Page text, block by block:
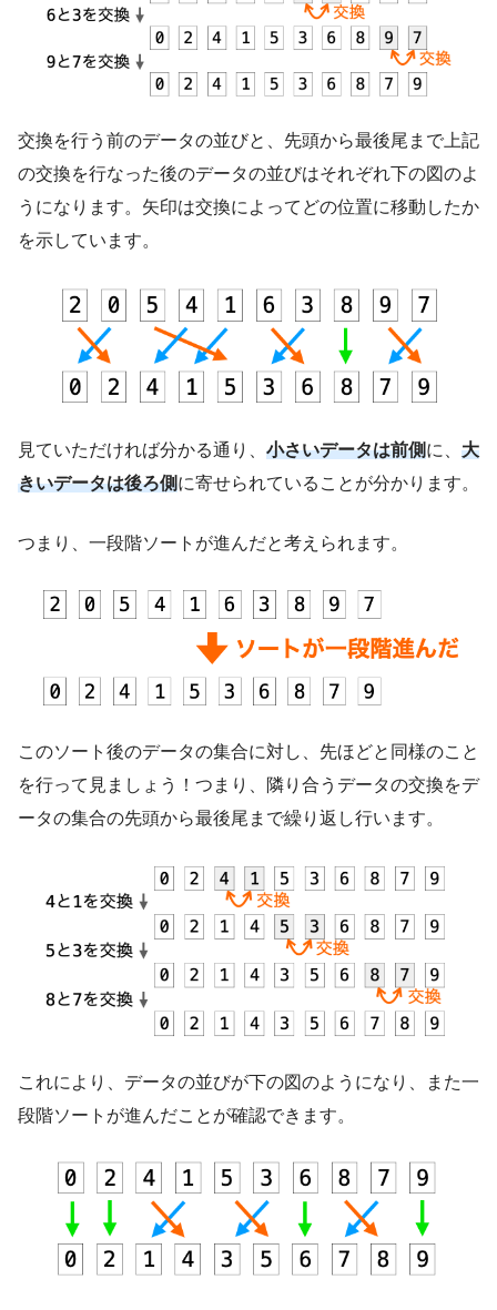
交換を行う前のデータの並びと、先頭から最後尾まで上記
の交換を行なった後のデータの並びはそれぞれ下の図のよ
うになります。矢印は交換によってどの位置に移動したか
を示しています。
見ていただければ分かる通り、 小さいデータは前側に、 大
きいデータは後ろ側に寄せられていることが分かります。
つまり、一段階ソートが進んだと考えられます。
このソート後のデータの集合に対し、先ほどと同様のこと
を行って見ましょう！つまり、隣り合うデータの交換をデ
ータの集合の先頭から最後尾まで繰り返し行います。
これにより、データの並びが下の図のようになり、また一
段階ソートが進んだことが確認できます。